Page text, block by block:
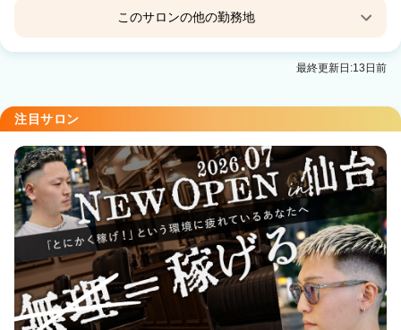
このサロンの他の勤務地
Tink 大船【ティンク】
Tink 関内【ティンク】
Tink センター南【ティンク】
センター南駅 徒歩4分
Tink 港南台【ティンク】
港南台駅 徒歩5分
Tink 藤沢【ティンク】
藤沢駅 徒歩4分
最終更新日:13日前
注目サロン